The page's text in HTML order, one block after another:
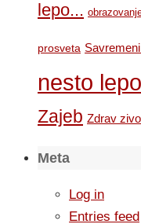
lepo...
prosveta
nesto
Zajeb Zdrav
Meta
Log in
Entries feed